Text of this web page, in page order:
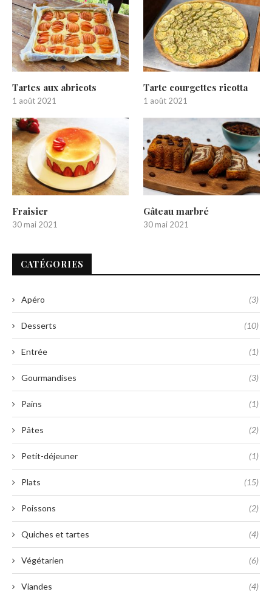
Tartes aux abricots
1 août 2021
Tarte courgettes ricotta
1 août 2021
Fraisier
30 mai 2021
Gâteau marbré
30 mai 2021
CATÉGORIES
Apéro (3)
Desserts (10)
Entrée (1)
Gourmandises (3)
Pains (1)
Pâtes (2)
Petit-déjeuner (1)
Plats (15)
Poissons (2)
Quiches et tartes (4)
Végétarien (6)
Viandes (4)